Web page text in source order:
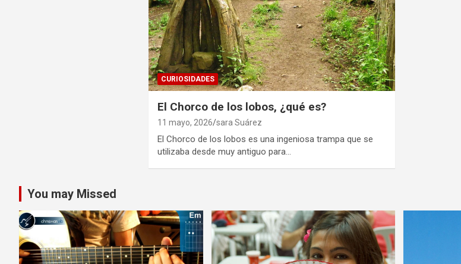
CURIOSIDADES
El Chorco de los lobos, ¿qué es?
11 mayo, 2026 sara Suárez
El Chorco de los lobos es una ingeniosa trampa que se
utilizaba desde muy antiguo para…
You may Missed